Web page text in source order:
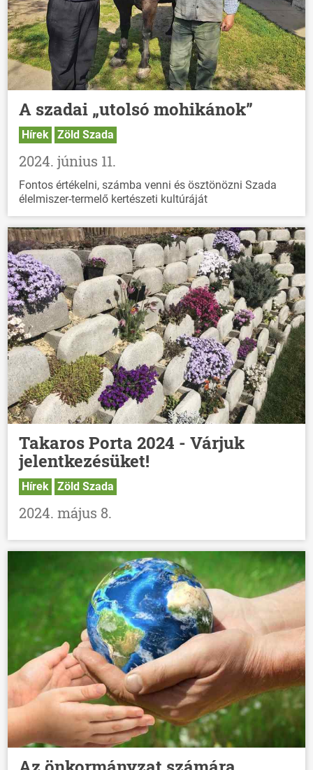
ÖNKORMÁNYZAT
ÜGYINTÉZÉS
KÖZÖSSÉG
A szadai „utolsó mohikánok”
Hírek Zöld Szada
2024. június 11.
Fontos értékelni, számba venni és ösztönözni Szada
élelmiszer-termelő kertészeti kultúráját
Takaros Porta 2024 - Várjuk
jelentkezésüket!
Hírek Zöld Szada
2024. május 8.